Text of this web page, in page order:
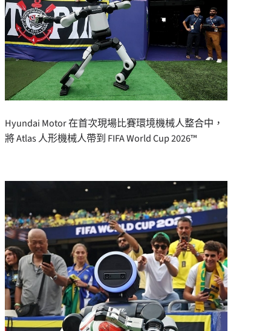
Hyundai Motor 在首次現場比賽環境機械人整合中，
將 Atlas 人形機械人帶到 FIFA World Cup 2026™